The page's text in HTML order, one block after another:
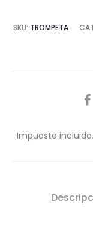
SKU: TROMPETA
Impuesto